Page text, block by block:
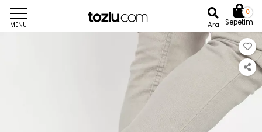
MENU Ara
0
Sepetim